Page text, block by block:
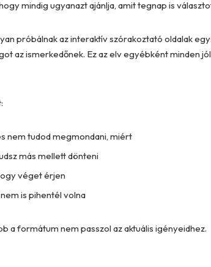
mindig ugyanazt ajánlja, amit tegnap is
próbálnak az interaktív szórakoztató oldalak
az ismerkedőnek. Ez az elv egyébként minden
nem tudod megmondani, miért
más mellett dönteni
véget érjen
is pihentél volna
a formátum nem passzol az aktuális igényeidhez.